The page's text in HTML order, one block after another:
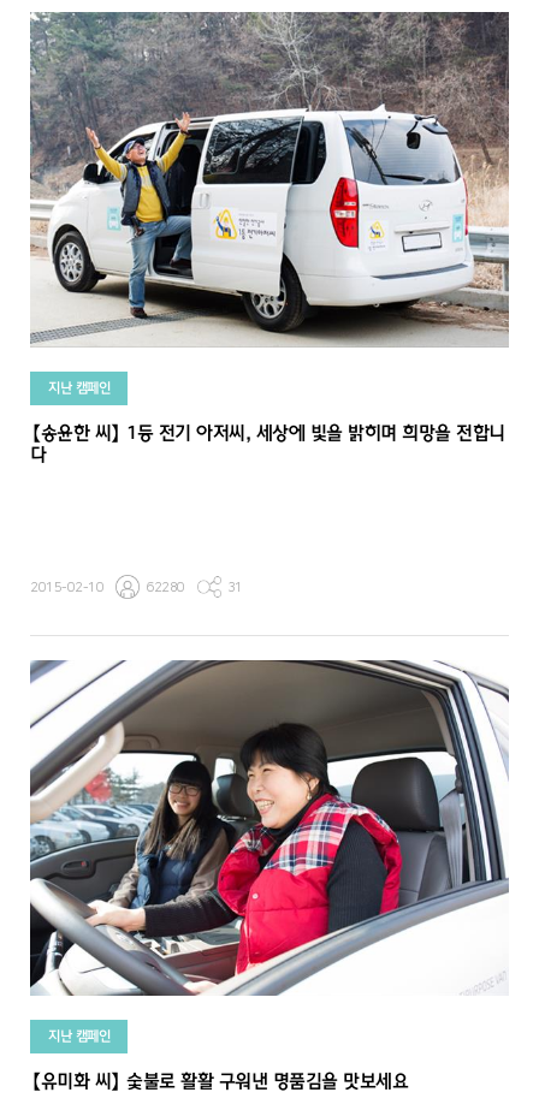
지난 캠페인
【송윤한 씨】 1등 전기 아저씨, 세상에 빛을 밝히며 희망을 전합니
다
2015-02-10 62280 31
지난 캠페인
【유미화 씨】 숯불로 활활 구워낸 명품김을 맛보세요